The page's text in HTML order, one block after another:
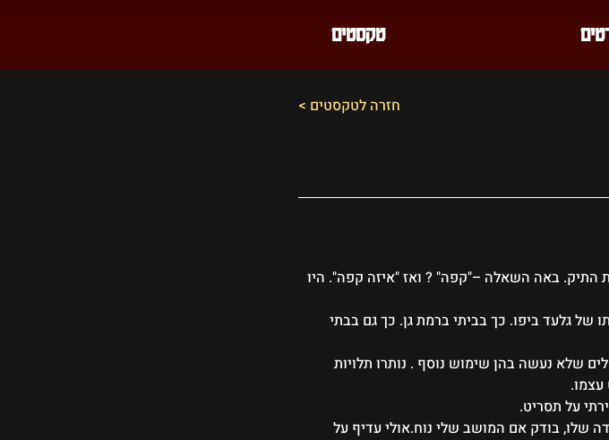
טקסטים
< חזרה לטקסטים
התיק. באה השאלה –"קפה" ? ואז "איזה קפה". היו
של גלעד ביפו. כך בביתי ברמת גן. כך גם בבתי
שלא נעשה בהן שימוש נוסף . נותרו תלויות
על תסריט.
שלו, בודק אם המושב שלי נוח.אולי עדיף על